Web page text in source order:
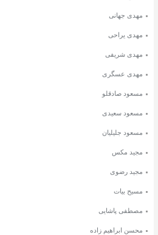
مهدی جهانی
مهدی یراحی
مهدی شریفی
مهدی عسگری
مسعود صادقلو
مسعود سعیدی
مسعود جلیلیان
مجید مکس
مجید رضوی
مسیح بیات
مصطفی پاشایی
محسن ابراهیم زاده